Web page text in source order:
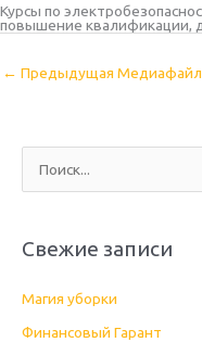
Курсы по
повышение квалификации,
← Предыдущая
с
к
Свежие записи
Магия уборки
Финансовый Гарант